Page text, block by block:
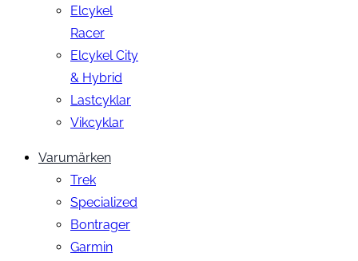
Elcykel
Racer
Elcykel City
& Hybrid
Lastcyklar
Vikcyklar
Varumärken
Trek
Specialized
Bontrager
Garmin